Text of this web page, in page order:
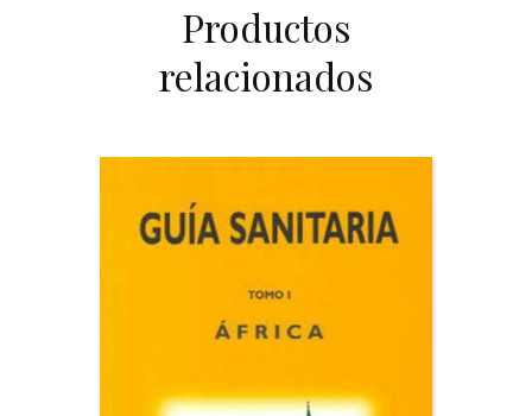
Productos
relacionados